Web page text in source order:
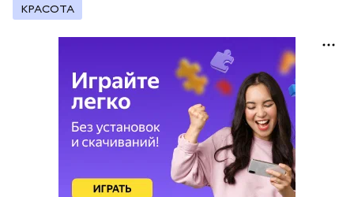
КРАСОТА
петрушка;
с сахарным диабетом;
лишним весом.